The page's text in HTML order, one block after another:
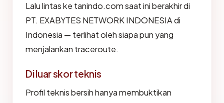
Lalu lintas ke tanindo.com saat ini berakhir di
PT. EXABYTES NETWORK INDONESIA di
Indonesia — terlihat oleh siapa pun yang
menjalankan traceroute.
Di luar skor teknis
Profil teknis bersih hanya membuktikan